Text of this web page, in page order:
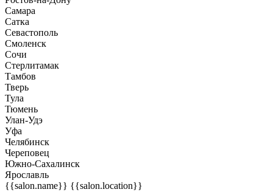
Самара
Сатка
Севастополь
Смоленск
Сочи
Стерлитамак
Тамбов
Тверь
Тула
Тюмень
Улан-Удэ
Уфа
Челябинск
Череповец
Южно-Сахалинск
Ярославль
{{salon.name}} {{salon.location}}